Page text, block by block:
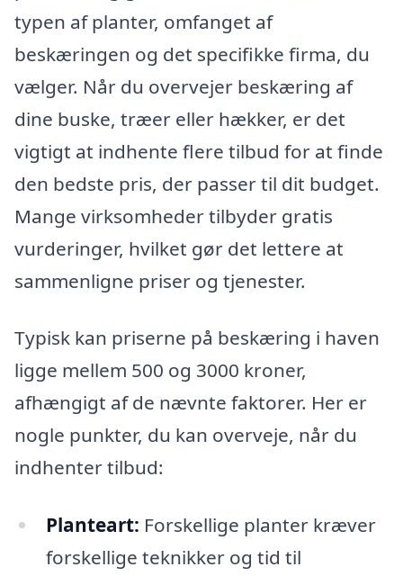
typen af planter, omfanget af
beskæringen og det specifikke firma, du
vælger. Når du overvejer beskæring af
dine buske, træer eller hækker, er det
vigtigt at indhente flere tilbud for at finde
den bedste pris, der passer til dit budget.
Mange virksomheder tilbyder gratis
vurderinger, hvilket gør det lettere at
sammenligne priser og tjenester.
Typisk kan priserne på beskæring i haven
ligge mellem 500 og 3000 kroner,
afhængigt af de nævnte faktorer. Her er
nogle punkter, du kan overveje, når du
indhenter tilbud:
Planteart: Forskellige planter kræver
forskellige teknikker og tid til